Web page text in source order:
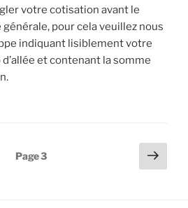
votre cotisation avant le
générale, pour cela veuillez nous
indiquant lisiblement votre
et contenant la somme
Page3
Page